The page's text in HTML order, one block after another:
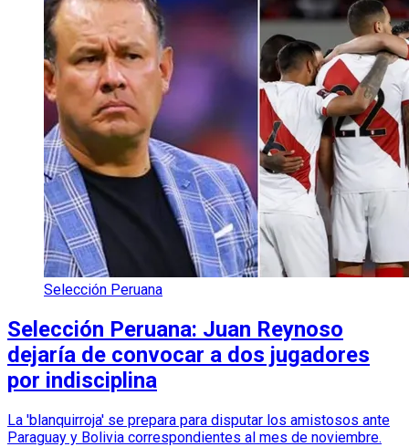
Selección Peruana
Selección Peruana: Juan Reynoso
dejaría de convocar a dos jugadores
por indisciplina
La 'blanquirroja' se prepara para disputar los amistosos ante
Paraguay y Bolivia correspondientes al mes de noviembre.